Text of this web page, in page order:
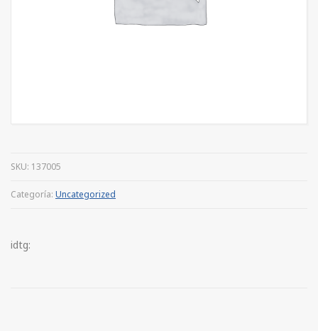
SKU: 137005
Categoría: Uncategorized
idtg: